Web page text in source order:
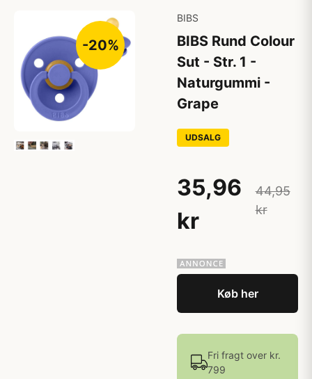
-20%
BIBS
BIBS Rund Colour
Sut - Str. 1 -
Naturgummi -
Grape
UDSALG
35,96
kr
44,95
kr
Køb her
Fri fragt over kr.
799